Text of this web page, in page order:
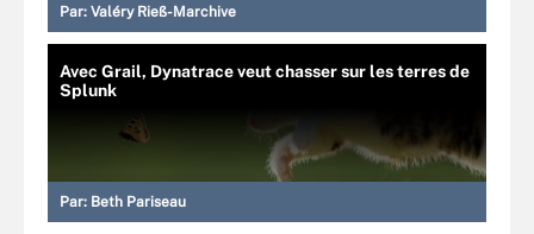
Par: Valéry Rieß-Marchive
Avec Grail, Dynatrace veut chasser sur les terres de
Splunk
Par: Beth Pariseau